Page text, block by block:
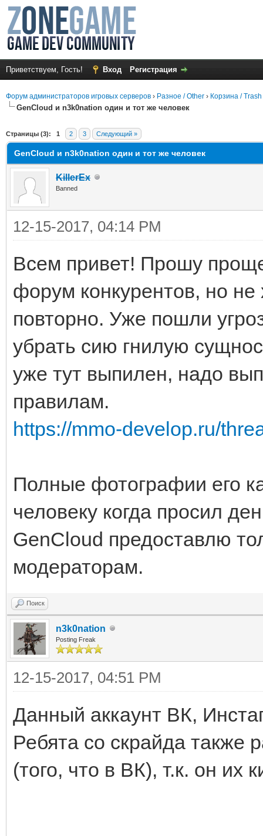
Приветствуем, Гость! Вход Регистрация
Форум администраторов игровых серверов › Разное / Other › Корзина / Trash
GenCloud и n3k0nation один и тот же человек
Страницы (3): 1 2 3 Следующий »
GenCloud и n3k0nation один и тот же человек
KillerEx
Banned
12-15-2017, 04:14 PM
Всем привет! Прошу
форум конкурентов, но не
повторно. Уже пошли
убрать сию гнилую
уже тут выпилен, надо
правилам.
https://mmo-develop.ru/
Полные фотографии его
человеку когда просил
GenCloud предоставлю
модераторам.
Поиск
n3k0nation
Posting Freak
12-15-2017, 04:51 PM
Данный аккаунт ВК,
Ребята со скрайда также
(того, что в ВК), т.к. он их